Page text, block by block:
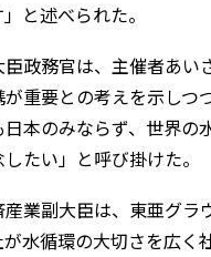
と述べられた。
政務官は、主催者あい
重要との考えを示しつ
本のみならず、世界の
たい」と呼び掛けた。
業副大臣は、東亜グラ
水循環の大切さを広く